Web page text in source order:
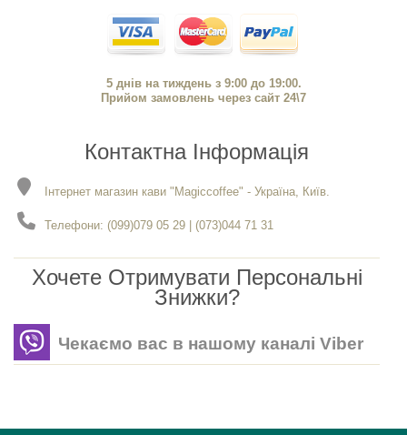
5 днів на тиждень з 9:00 до 19:00.
Прийом замовлень через сайт 24\7
Контактна Інформація
Інтернет магазин кави "Magiccoffee" - Україна, Київ.
Телефони: (099)079 05 29 | (073)044 71 31
Хочете Отримувати Персональні
Знижки?
Чекаємо вас в нашому каналі Viber